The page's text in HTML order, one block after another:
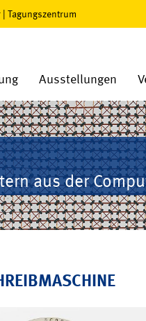
| Tagungszentrum
Ausstellungen
aus der